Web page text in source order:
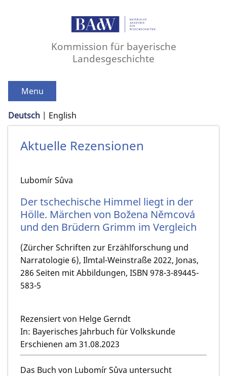
Kommission für bayerische
Landesgeschichte
Menu
Deutsch English
Aktuelle Rezensionen
Lubomír Sůva
Der tschechische Himmel liegt in der
Hölle. Märchen von Božena Němcová
und den Brüdern Grimm im Vergleich
(Zürcher Schriften zur Erzählforschung und
Narratologie 6), Ilmtal-Weinstraße 2022, Jonas,
286 Seiten mit Abbildungen, ISBN 978-3-89445-
583-5
Rezensiert von Helge Gerndt
In: Bayerisches Jahrbuch für Volkskunde
Erschienen am 31.08.2023
Das Buch von Lubomír Sůva untersucht